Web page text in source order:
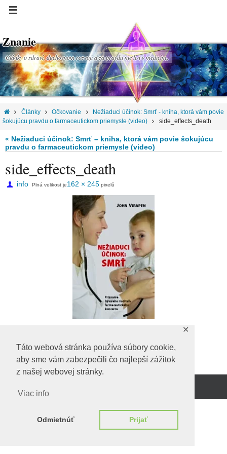
Táto webová stránka používa súbory cookie,
aby sme vám zabezpečili čo najlepší zážitok
z našej webovej stránky.
Viac info
Odmietnúť Prijať
✕
Znanie
Články o zdraví, duchovnom rozvoji a za pravdu nie len v medicíne.
Články Očkovanie
Nežiaduci účinok: Smrť - kniha, ktorá vám povie
šokujúcu pravdu o farmaceutickom priemysle (video)
side_effects_death
« Nežiaduci účinok: Smrť – kniha, ktorá vám povie šokujúcu
pravdu o farmaceutickom priemysle (video)
side_effects_death
info Plná velikost je162 × 245 pixelů
Predchadzajúci obrázok